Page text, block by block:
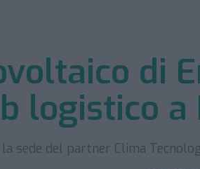
di
logistico a
sede del partner Clima